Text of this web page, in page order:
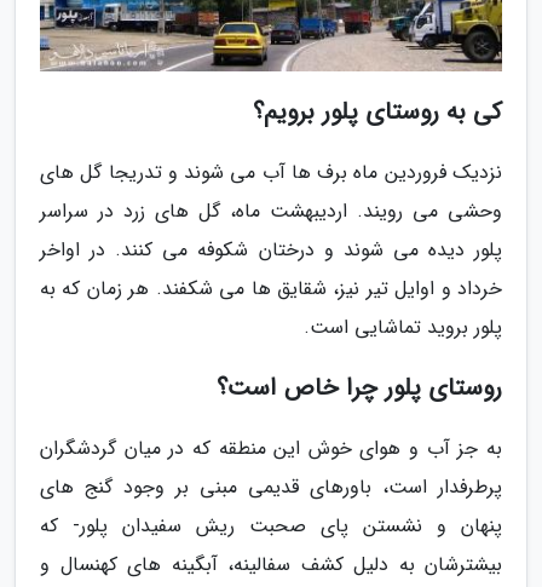
کی به روستای پلور برویم؟
نزدیک فروردین ماه برف ها آب می شوند و تدریجا گل های
وحشی می رویند. اردیبهشت ماه، گل های زرد در سراسر
پلور دیده می شوند و درختان شکوفه می کنند. در اواخر
خرداد و اوایل تیر نیز، شقایق ها می شکفند. هر زمان که به
پلور بروید تماشایی است.
روستای پلور چرا خاص است؟
به جز آب و هوای خوش این منطقه که در میان گردشگران
پرطرفدار است، باورهای قدیمی مبنی بر وجود گنج های
پنهان و نشستن پای صحبت ریش سفیدان پلور- که
بیشترشان به دلیل کشف سفالینه، آبگینه های کهنسال و